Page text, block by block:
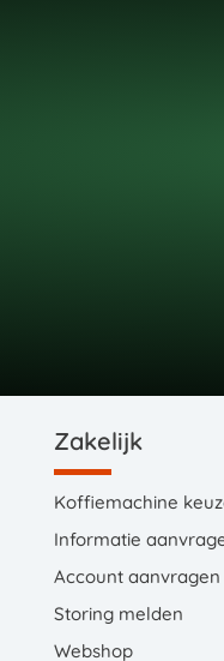
Zakelijk
Koffiemachine
Informatie
Account aanvragen
Storing melden
Webshop